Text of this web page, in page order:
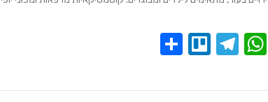
WhatsApp
Telegram
Trello
Share